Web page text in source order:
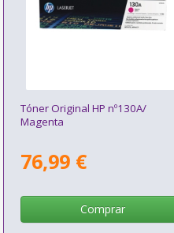
Tóner Original HP nº130A/
Magenta
76,99 €
Comprar